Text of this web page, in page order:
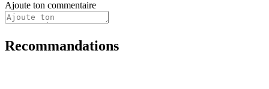
Ajoute ton commentaire
Recommandations